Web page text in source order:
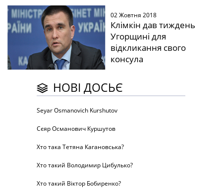
02 Жовтня 2018
Клімкін дав тиждень
Угорщині для
відкликання свого
консула
НОВІ ДОСЬЄ
Seyar Osmanovich Kurshutov
Сєяр Османович Куршутов
Хто така Тетяна Кагановська?
Хто такий Володимир Цибулько?
Хто такий Віктор Бобиренко?